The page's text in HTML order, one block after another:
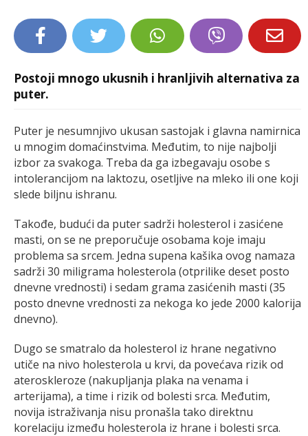
Postoji mnogo ukusnih i hranljivih alternativa za
puter.
Puter je nesumnjivo ukusan sastojak i glavna namirnica
u mnogim domaćinstvima. Međutim, to nije najbolji
izbor za svakoga. Treba da ga izbegavaju osobe s
intolerancijom na laktozu, osetljive na mleko ili one koji
slede biljnu ishranu.
Takođe, budući da puter sadrži holesterol i zasićene
masti, on se ne preporučuje osobama koje imaju
problema sa srcem. Jedna supena kašika ovog namaza
sadrži 30 miligrama holesterola (otprilike deset posto
dnevne vrednosti) i sedam grama zasićenih masti (35
posto dnevne vrednosti za nekoga ko jede 2000 kalorija
dnevno).
Dugo se smatralo da holesterol iz hrane negativno
utiče na nivo holesterola u krvi, da povećava rizik od
ateroskleroze (nakupljanja plaka na venama i
arterijama), a time i rizik od bolesti srca. Međutim,
novija istraživanja nisu pronašla tako direktnu
korelaciju između holesterola iz hrane i bolesti srca.